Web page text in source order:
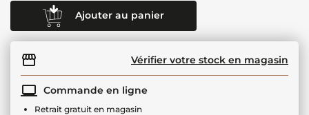
Ajouter au panier
Vérifier votre stock en magasin
Commande en ligne
Retrait gratuit en magasin